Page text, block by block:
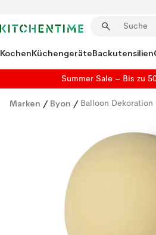
KochenKüchengeräteBackutensilien
Summer Sale – Bis zu
Marken / Byon / Balloon Dekoration